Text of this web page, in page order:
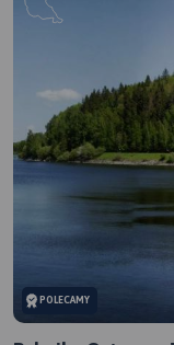
POLECAMY